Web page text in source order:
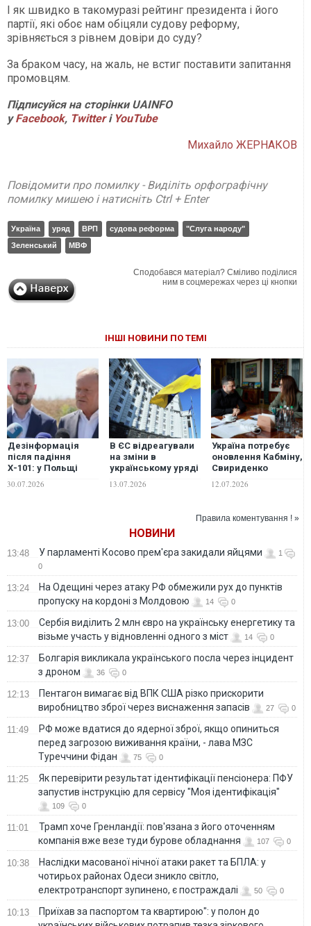
І як швидко в такомуразі рейтинг президента і його
партії, які обоє нам обіцяли судову реформу,
зрівняється з рівнем довіри до суду?
За браком часу, на жаль, не встиг поставити запитання
промовцям.
Підписуйся на сторінки UAINFO
уFacebook, Twitterі YouTube
Михайло ЖЕРНАКОВ
Повідомити про помилку - Виділіть орфографічну
помилку мишею і натисніть Ctrl + Enter
Україна уряд ВРП судова реформа
"Слуга народу"
Зеленський
МВФ
Сподобався матеріал? Сміливо поділися
ним в соцмережах через ці кнопки
ІНШІ НОВИНИ ПО ТЕМІ
Дезінформація
після падіння
Х-101: у Польщі
проти України та
30.07.2026
В ЄС відреагували
на зміни в
українському уряді
продовження
13.07.2026
Україна потребує
оновлення Кабміну,
Свириденко
напрямок, -
12.07.2026
Правила коментування ! »
НОВИНИ
13:48 У парламенті Косово прем'єра закидали яйцями
1
0
13:24
На Одещині через атаку РФ обмежили рух до пунктів
пропуску на кордоні з Молдовою
14 0
13:00
Сербія виділить 2 млн євро на українську енергетику та
візьме участь у відновленні одного з міст
14 0
12:37
Болгарія викликала українського посла через інцидент
з дроном
36 0
12:13
Пентагон вимагає від ВПК США різко прискорити
виробництво зброї через виснаження запасів
27 0
11:49
РФ може вдатися до ядерної зброї, якщо опиниться
перед загрозою виживання країни, - лава МЗС
Туреччини Фідан
75 0
11:25
Як перевірити результат ідентифікації пенсіонера: ПФУ
запустив інструкцію для сервісу "Моя ідентифікація"
109 0
11:01
Трамп хоче Гренландії: пов'язана з його оточенням
компанія вже везе туди бурове обладнання
107 0
10:38
Наслідки масованої нічної атаки ракет та БПЛА: у
чотирьох районах Одеси зникло світло,
електротранспорт зупинено, є постраждалі
50 0
10:13
Приїхав за паспортом та квартирою": у полон до